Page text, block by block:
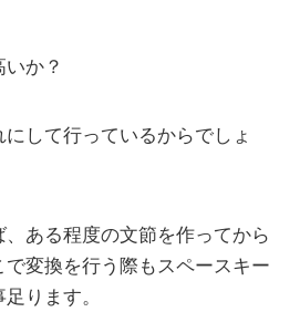
か？
して行っているからでしょ
ある程度の文節を作ってから
変換を行う際もスペースキー
ります。